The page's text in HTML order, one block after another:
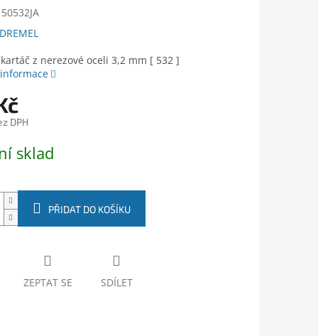
DREMEL
z nerezové oceli 3,2 mm [ 532 ]
DPH
sklad
PŘIDAT DO KOŠÍKU
ZEPTAT SE SDÍLET